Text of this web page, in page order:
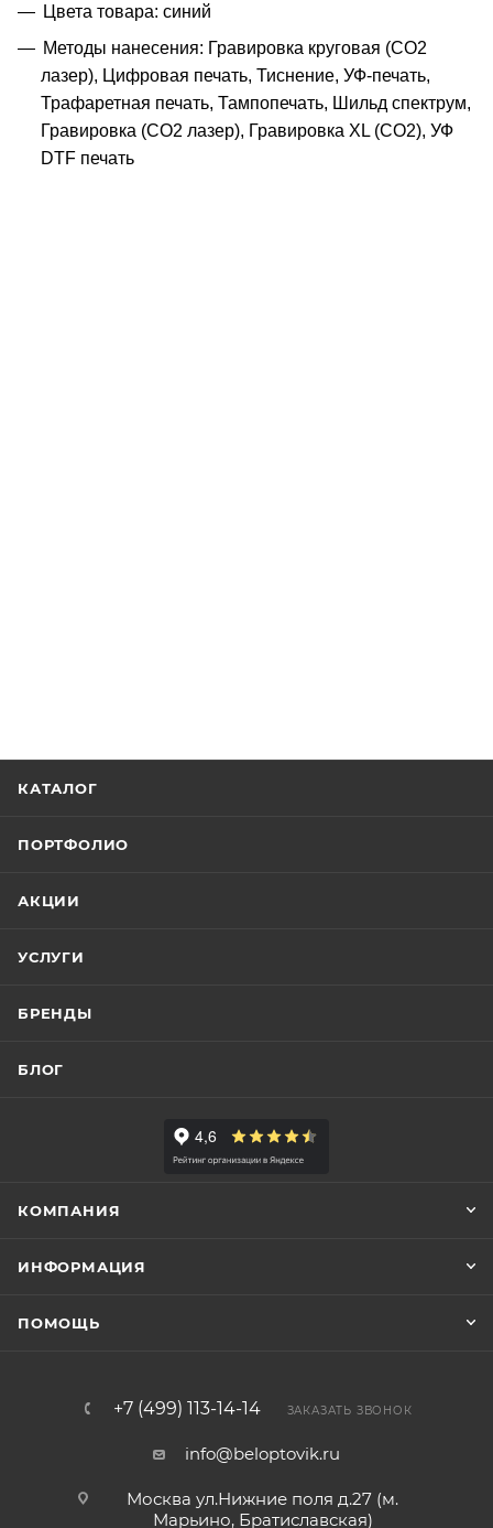
Цвета товара: синий
Методы нанесения: Гравировка круговая (CO2
лазер), Цифровая печать, Тиснение, УФ-печать,
Трафаретная печать, Тампопечать, Шильд спектрум,
Гравировка (CO2 лазер), Гравировка XL (СО2), УФ
DTF печать
КАТАЛОГ
ПОРТФОЛИО
АКЦИИ
УСЛУГИ
БРЕНДЫ
БЛОГ
КОМПАНИЯ
ИНФОРМАЦИЯ
ПОМОЩЬ
+7 (499) 113-14-14 ЗАКАЗАТЬ ЗВОНОК
info@beloptovik.ru
Москва ул.Нижние поля д.27 (м.
Марьино, Братиславская)